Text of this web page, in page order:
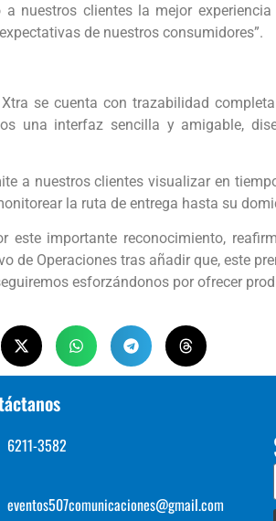
nuestros clientes la mejor
de nuestros consumidores”.
se cuenta con trazabilidad
una interfaz sencilla y amigable,
a nuestros clientes visualizar en
la ruta de entrega hasta su
este importante reconocimiento,
de Operaciones tras añadir que, este
esforzándonos por ofrecer
6211-3582
eventos507comunicaciones@gmail.com